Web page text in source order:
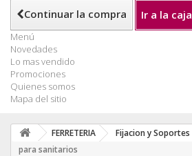
Continuar la compra Ir a la caja
Menú
Novedades
Lo mas vendido
Promociones
Quienes somos
Mapa del sitio
FERRETERIA Fijacion y Soportes
para sanitarios